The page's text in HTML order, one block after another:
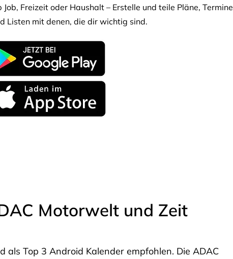
Job, Freizeit oder Haushalt – Erstelle und teile Pläne, Termine
Listen mit denen, die dir wichtig sind.
Motorwelt und Zeit
als Top 3 Android Kalender empfohlen. Die ADAC